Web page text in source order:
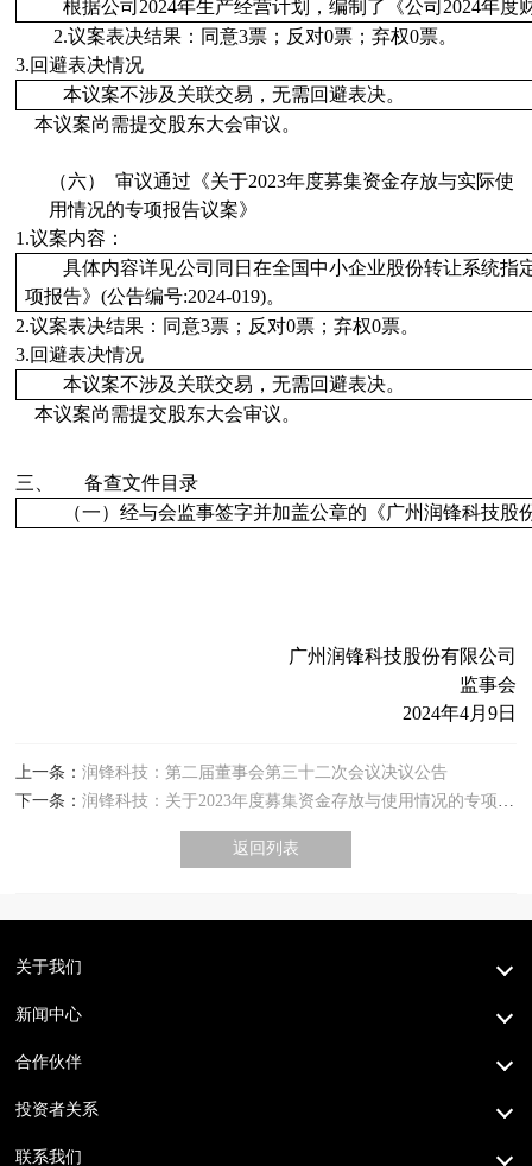
根据公司2024年生产经营计划，编制了《公司2024年度
2.议案表决结果：同意3票； 反对0票；弃权0票。
3.回避表决情况
本议案不涉及关联交易，无需回避表决。
本议案尚需提交股东大会审议。
（六） 审议通过 《关于2023年度募集资金存放与实际使
用情况的专项报告议案》
1.议案内容：
具体内容详见公司同日在全国中小企业股份转让系统指
项报告》(公告编号:2024-019)。
2.议案表决结果：同意3票； 反对0票；弃权0票。
3.回避表决情况
本议案不涉及关联交易，无需回避表决。
本议案尚需提交股东大会审议。
三、
备查文件目录
（一）经与会监事签字并加盖公章的《广州润锋科技
广州润锋科技股份有限公司
监事会
2024年4月 9日
上一条：润锋科技：第二届董事会第三十二次会议决议公告
下一条：润锋科技：关于2023年度募集资金存放与使用情况的专项报告
返回列表
关于我们
新闻中心
合作伙伴
投资者关系
联系我们